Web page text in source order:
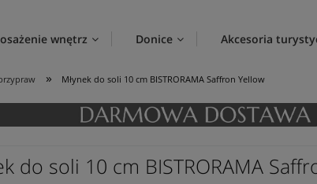
wnętrz Donice Akcesoria
» Młynek do soli 10 cm BISTRORAMA Saffron Yellow
do soli 10 cm BISTRORAMA